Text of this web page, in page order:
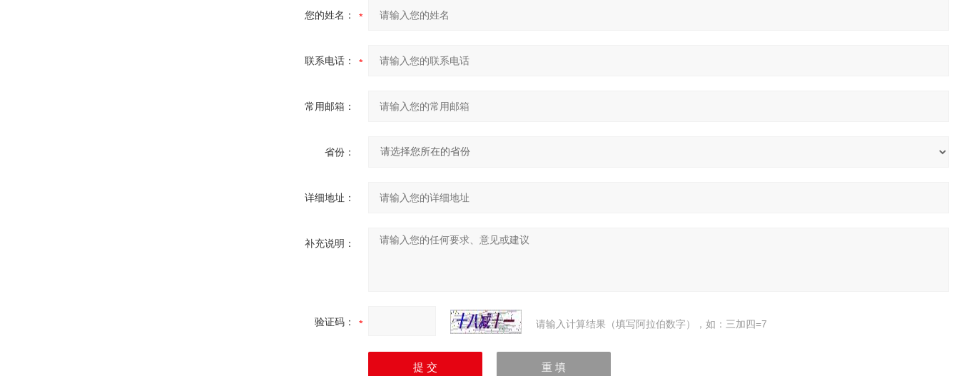
您的姓名：
联系电话：
常用邮箱：
省份：
详细地址：
补充说明：
验证码： 请输入计算结果（填写阿拉伯数字），如：三加四=7